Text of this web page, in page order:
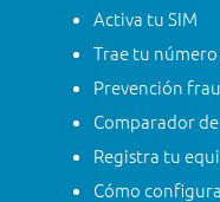
Activa tu SIM
Trae tu
Prevención
Comparador
Registra tu
Cómo